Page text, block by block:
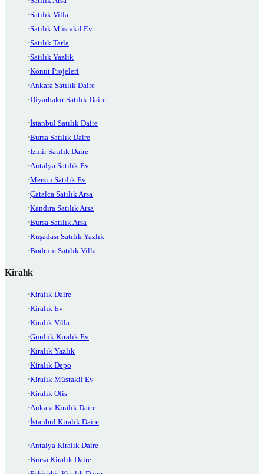
Satılık Villa
Satılık Müstakil Ev
Satılık Tarla
Satılık Yazlık
Konut Projeleri
Ankara Satılık Daire
Diyarbakır Satılık Daire
İstanbul Satılık Daire
Bursa Satılık Daire
İzmir Satılık Daire
Antalya Satılık Ev
Mersin Satılık Ev
Çatalca Satılık Arsa
Kandıra Satılık Arsa
Bursa Satılık Arsa
Kuşadası Satılık Yazlık
Bodrum Satılık Villa
Kiralık
Kiralık Daire
Kiralık Ev
Kiralık Villa
Günlük Kiralık Ev
Kiralık Yazlık
Kiralık Depo
Kiralık Müstakil Ev
Kiralık Ofis
Ankara Kiralık Daire
İstanbul Kiralık Daire
Antalya Kiralık Daire
Bursa Kiralık Daire